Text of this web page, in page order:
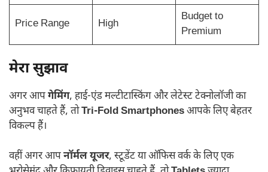
Price Range High
Budget to
Premium
मेरा सुझाव
अगर आपगेमिंग, हाई-एंड मल्टीटास्किंग और लेटेस्ट टेक्नोलॉजी का
अनुभव चाहते हैं, तोTri-Fold Smartphonesआपके लिए बेहतर
विकल्प हैं।
वहीं अगर आपनॉर्मल यूजर, स्टूडेंट या ऑफिस वर्क के लिए एक